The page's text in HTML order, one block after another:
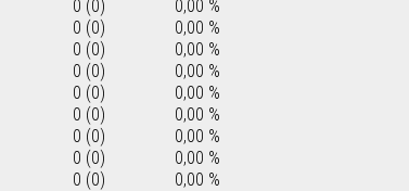
0 (0)
0,00 %
0 (0)
0,00 %
0 (0)
0,00 %
0 (0)
0,00 %
0 (0)
0,00 %
0 (0)
0,00 %
0 (0)
0,00 %
0 (0)
0,00 %
0 (0) 0,00 %